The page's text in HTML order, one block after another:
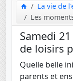
La vie de
Les
Samedi
de loisirs
Quelle belle
parents et